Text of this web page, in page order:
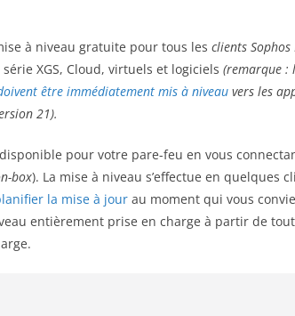
à niveau gratuite pour tous les clients
XGS, Cloud, virtuels et logiciels (remarque :
être immédiatement mis à niveau vers les
21).
pour votre pare-feu en vous
box). La mise à niveau s’effectue en quelques
la mise à jour au moment qui vous
entièrement prise en charge à partir de